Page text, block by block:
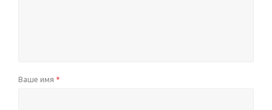
Ваше имя *